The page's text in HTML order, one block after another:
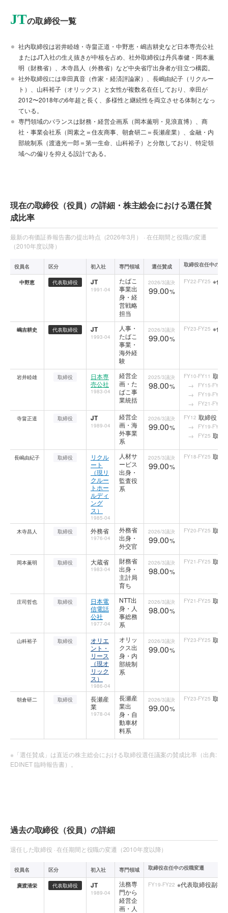
JTの取締役一覧
社内取締役は岩井睦雄・寺畠正道・中野恵・嶋吉耕史など日本専売公社
またはJT入社の生え抜きが中核を占め、社外取締役は丹呉泰健・岡本薫
明（財務省）、木寺昌人（外務省）など中央省庁出身者が目立つ構図。
社外取締役には幸田真音（作家・経済評論家）、長嶋由紀子（リクルー
ト）、山科裕子（オリックス）と女性が複数名在任しており、幸田が
2012〜2018年の6年超と長く、多様性と継続性を両立させる体制となっ
ている。
専門領域のバランスは財務・経営企画系（岡本薫明・見浪直博）、商
社・事業会社系（岡素之＝住友商事、朝倉研二＝長瀬産業）、金融・内
部統制系（渡邉光一郎＝第一生命、山科裕子）と分散しており、特定領
域への偏りを抑える設計である。
現在の取締役（役員）の詳細・株主総会における選任賛
成比率
最新の有価証券報告書の提出時点（2026年3月） · 在任期間と役職の変遷
（2010年度以降）
役員名 区分 初入社 専門領域 選任賛成 取締役在任中の役
中野恵 代表取締役 JT
1991-04
たばこ
事業出
身・経
営戦略
担当
2026/3議決
99.00%
FY22-FY25 ※代
嶋吉耕史 代表取締役 JT
1993-04
人事・
たばこ
事業・
海外経
験
2026/3議決
99.00%
FY23-FY25 ※代
岩井睦雄 取締役
日本専
売公社
1983-04
経営企
画・た
ばこ事
業統括
2025/3議決
98.00%
FY10-FY11 取締
FY15-FY16
FY19-FY20
FY21-FY25
寺畠正道 取締役 JT
1989-04
経営企
画・海
外事業
系
2026/3議決
99.00%
FY12 取締役
FY19-FY24
FY25 取締
長嶋由紀子 取締役
リクル
ート
（現リ
クルー
トホー
ルディ
ング
ス）
1985-04
人材サ
ービス
出身・
監査役
系
2025/3議決
99.00%
FY18-FY25 取締
木寺昌人 取締役 外務省
1976-04
外務省
出身・
外交官
2026/3議決
99.00%
FY20-FY25 取締
岡本薫明 取締役 大蔵省
1983-04
財務省
出身・
主計局
育ち
2026/3議決
98.00%
FY21-FY25 取締
庄司哲也 取締役
日本電
信電話
公社
1977-04
NTT出
身・人
事総務
系
2026/3議決
98.00%
FY21-FY25 取締
山科裕子 取締役
オリエ
ント・
リース
（現オ
リック
ス）
1986-04
オリッ
クス出
身・内
部統制
系
2026/3議決
99.00%
FY23-FY25 取締
朝倉研二 取締役
長瀬産
業
1978-04
長瀬産
業出
身・自
動車材
料系
2026/3議決
99.00%
FY23-FY25 取締
※「選任賛成」は直近の株主総会における取締役選任議案の賛成比率（出典:
EDINET 臨時報告書）。
過去の取締役（役員）の詳細
退任した取締役 · 在任期間と役職の変遷（2010年度以降）
役員名 区分 初入社 専門領域 取締役在任中の役職変遷
廣渡清栄 代表取締役 JT
1989-04
法務専
門から
経営企
画・人
FY19-FY22 ※代表取締役副社